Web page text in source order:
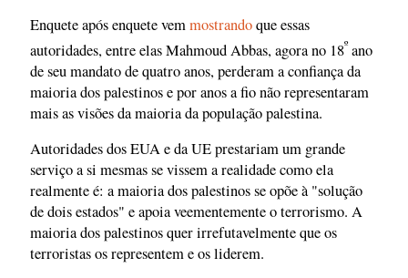
Enquete após enquete vemmostrandoque essas
autoridades, entre elas Mahmoud Abbas, agora no 18ºano
de seu mandato de quatro anos, perderam a confiança da
maioria dos palestinos e por anos a fio não representaram
mais as visões da maioria da população palestina.
Autoridades dos EUA e da UE prestariam um grande
serviço a si mesmas se vissem a realidade como ela
realmente é: a maioria dos palestinos se opõe à "solução
de dois estados" e apoia veementemente o terrorismo. A
maioria dos palestinos quer irrefutavelmente que os
terroristas os representem e os liderem.